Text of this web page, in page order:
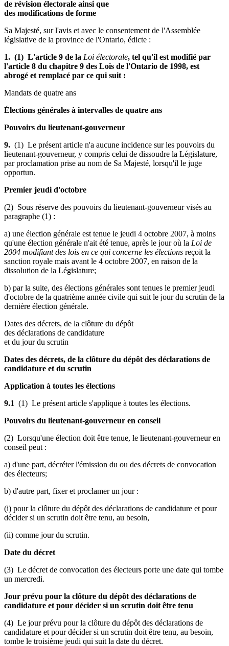
de révision électorale ainsi que
des modifications de forme
Sa Majesté, sur l'avis et avec le consentement de l'Assemblée
législative de la province de l'Ontario, édicte :
1. (1) L'article 9 de la Loi électorale, tel qu'il est modifié par
l'article 8 du chapitre 9 des Lois de l'Ontario de 1998, est
abrogé et remplacé par ce qui suit :
Mandats de quatre ans
Élections générales à intervalles de quatre ans
Pouvoirs du lieutenant-gouverneur
9. (1) Le présent article n'a aucune incidence sur les pouvoirs du
lieutenant-gouverneur, y compris celui de dissoudre la Législature,
par proclamation prise au nom de Sa Majesté, lorsqu'il le juge
opportun.
Premier jeudi d'octobre
(2) Sous réserve des pouvoirs du lieutenant-gouverneur visés au
paragraphe (1) :
a) une élection générale est tenue le jeudi 4 octobre 2007, à moins
qu'une élection générale n'ait été tenue, après le jour où la Loi de
2004 modifiant des lois en ce qui concerne les élections reçoit la
sanction royale mais avant le 4 octobre 2007, en raison de la
dissolution de la Législature;
b) par la suite, des élections générales sont tenues le premier jeudi
d'octobre de la quatrième année civile qui suit le jour du scrutin de la
dernière élection générale.
Dates des décrets, de la clôture du dépôt
des déclarations de candidature
et du jour du scrutin
Dates des décrets, de la clôture du dépôt des déclarations de
candidature et du scrutin
Application à toutes les élections
9.1 (1) Le présent article s'applique à toutes les élections.
Pouvoirs du lieutenant-gouverneur en conseil
(2) Lorsqu'une élection doit être tenue, le lieutenant-gouverneur en
conseil peut :
a) d'une part, décréter l'émission du ou des décrets de convocation
des électeurs;
b) d'autre part, fixer et proclamer un jour :
(i) pour la clôture du dépôt des déclarations de candidature et pour
décider si un scrutin doit être tenu, au besoin,
(ii) comme jour du scrutin.
Date du décret
(3) Le décret de convocation des électeurs porte une date qui tombe
un mercredi.
Jour prévu pour la clôture du dépôt des déclarations de
candidature et pour décider si un scrutin doit être tenu
(4) Le jour prévu pour la clôture du dépôt des déclarations de
candidature et pour décider si un scrutin doit être tenu, au besoin,
tombe le troisième jeudi qui suit la date du décret.